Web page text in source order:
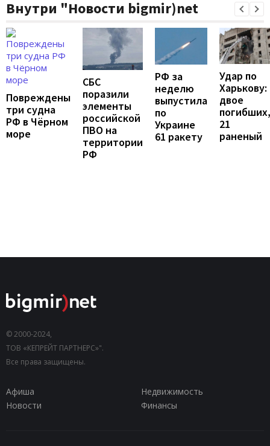
Внутри "Новости bigmir)net
Повреждены
три судна
РФ в Чёрном
море
СБС
поразили
элементы
российской
ПВО на
территории
РФ
РФ за
неделю
выпустила
по
Украине
61 ракету
Удар по
Харькову:
двое
погибших,
21
раненый
© 2000-2024,
ТОВ «КЕПРЕЙТ ПАРТНЕРС»".
Все права защищены.
Афиша
Недвижимость
Новости
Финансы